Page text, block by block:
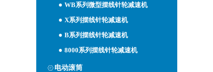
WB系列微型摆线针轮减速机
X系列摆线针轮减速机
B系列摆线针轮减速机
8000系列摆线针轮减速机
电动滚筒